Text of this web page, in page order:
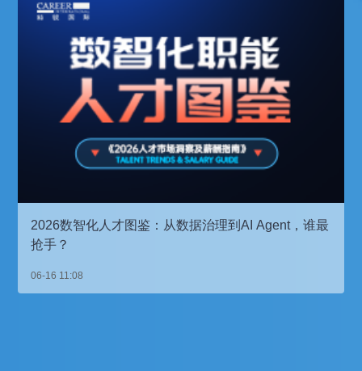
2026数智化人才图鉴：从数据治理到AI Agent，谁最
抢手？
06-16 11:08